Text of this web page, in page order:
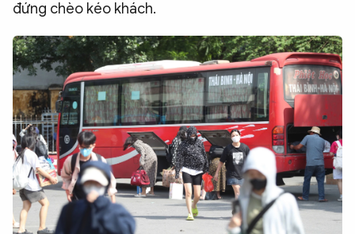
eMagazine
Video Ảnh
Infographic
Chuyên trangAn ninh thế giớiVăn nghệ Công an
Chuyên đề
đứng chèo kéo khách.